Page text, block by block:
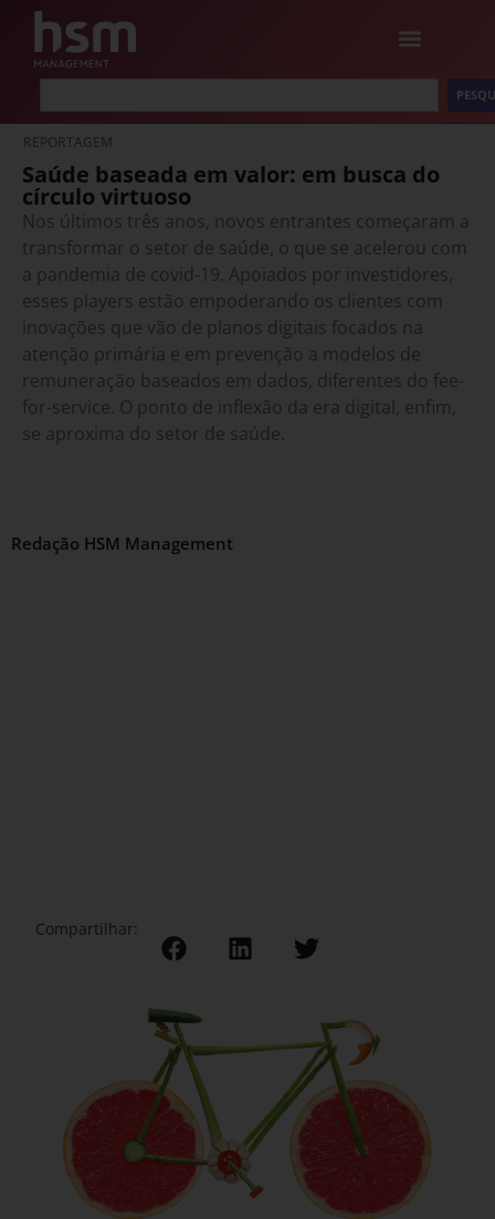
REPORTAGEM
Saúde baseada em valor: em busca do
círculo virtuoso
Nos últimos três anos, novos entrantes começaram a
transformar o setor de saúde, o que se acelerou com
a pandemia de covid-19. Apoiados por investidores,
esses players estão empoderando os clientes com
inovações que vão de planos digitais focados na
atenção primária e em prevenção a modelos de
remuneração baseados em dados, diferentes do fee-
for-service. O ponto de inflexão da era digital, enfim,
se aproxima do setor de saúde.
Redação HSM Management
Compartilhar: